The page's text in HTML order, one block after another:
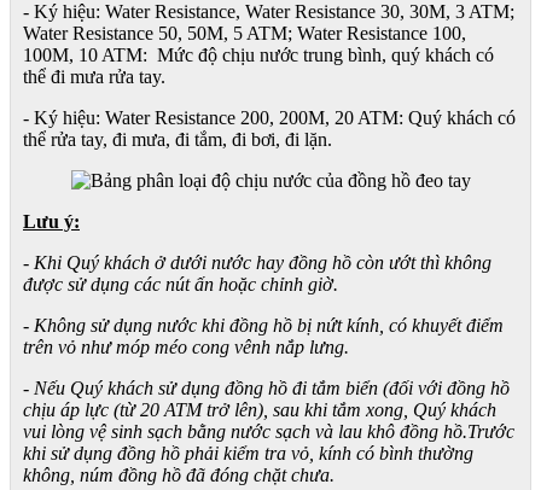
- Ký hiệu: Water Resistance, Water Resistance 30, 30M, 3 ATM;
Water Resistance 50, 50M, 5 ATM; Water Resistance 100,
100M, 10 ATM: Mức độ chịu nước trung bình, quý khách có
thể đi mưa rửa tay.
- Ký hiệu: Water Resistance 200, 200M, 20 ATM: Quý khách có
thể rửa tay, đi mưa, đi tắm, đi bơi, đi lặn.
Lưu ý:
- Khi Quý khách ở dưới nước hay đồng hồ còn ướt thì không
được sử dụng các nút ấn hoặc chỉnh giờ.
- Không sử dụng nước khi đồng hồ bị nứt kính, có khuyết điểm
trên vỏ như móp méo cong vênh nắp lưng.
- Nếu Quý khách sử dụng đồng hồ đi tắm biển (đối với đồng hồ
chịu áp lực (từ 20 ATM trở lên), sau khi tắm xong, Quý khách
vui lòng vệ sinh sạch bằng nước sạch và lau khô đồng hồ.Trước
khi sử dụng đồng hồ phải kiểm tra vỏ, kính có bình thường
không, núm đồng hồ đã đóng chặt chưa.